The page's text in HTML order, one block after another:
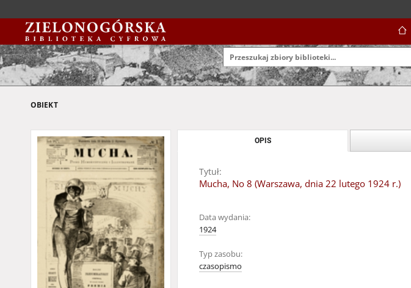
OBIEKT
OPIS
Tytuł:
Mucha, No 8 (Warszawa, dnia 22 lutego 1924 r.)
Data wydania:
1924
Typ zasobu:
czasopismo